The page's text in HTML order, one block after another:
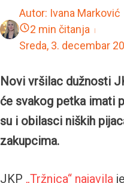
Autor: Ivana Marković
2 min čitanja
Sreda, 3. decembar
Novi vršilac dužnosti
će svakog petka imati
su i obilasci niških
zakupcima.
JKP „Tržnica“ najavila